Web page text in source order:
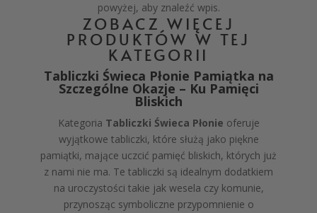
powyżej, aby znaleźć wpis.
ZOBACZ WIĘCEJ
PRODUKTÓW W TEJ
KATEGORII
Tabliczki Świeca Płonie Pamiątka na
Szczególne Okazje – Ku Pamięci
Bliskich
Kategoria Tabliczki Świeca Płonie oferuje
wyjątkowe tabliczki, które służą jako piękne
pamiątki, mające uczcić pamięć bliskich, których już
z nami nie ma. Te tabliczki są idealnym dodatkiem
na uroczystości takie jak wesela czy komunie,
przynosząc symboliczne przypomnienie o